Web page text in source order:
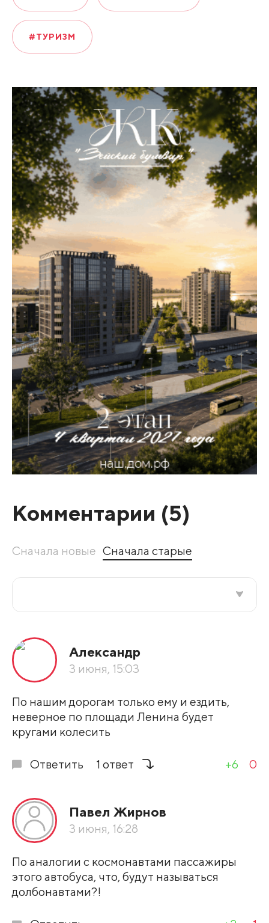
#ТУРИЗМ
Комментарии (5)
Сначала новые Сначала старые
По рейтингу
Александр
3 июня, 15:03
По нашим дорогам только ему и ездить,
неверное по площади Ленина будет
кругами колесить
Ответить 1 ответ +6 0
Павел Жирнов
3 июня, 16:28
По аналогии с космонавтами пассажиры
этого автобуса, что, будут называться
долбонавтами?!